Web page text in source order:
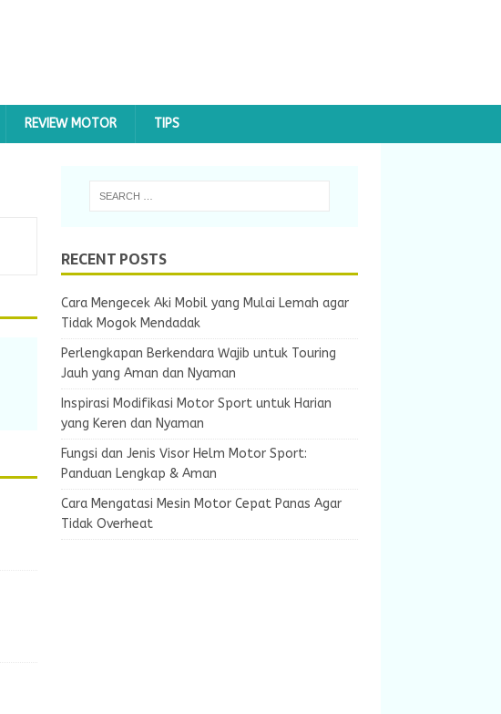
REVIEW MOTOR TIPS
RECENT POSTS
Cara Mengecek Aki Mobil yang Mulai Lemah agar
Tidak Mogok Mendadak
Perlengkapan Berkendara Wajib untuk Touring
Jauh yang Aman dan Nyaman
Inspirasi Modifikasi Motor Sport untuk Harian
yang Keren dan Nyaman
Fungsi dan Jenis Visor Helm Motor Sport:
Panduan Lengkap & Aman
Cara Mengatasi Mesin Motor Cepat Panas Agar
Tidak Overheat